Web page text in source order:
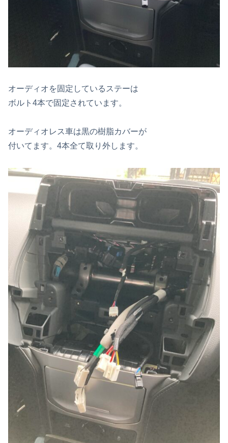
オーディオを固定しているステーは
ボルト4本で固定されています。
オーディオレス車は黒の樹脂カバーが
付いてます。4本全て取り外します。